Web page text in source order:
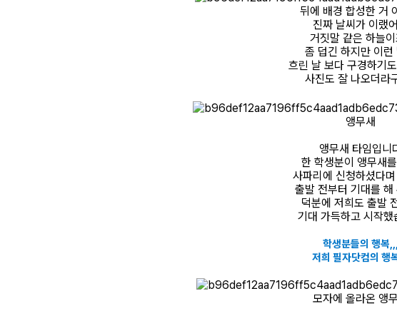
뒤에 배경 합성한 거
진짜 날씨가 이랬
거짓말 같은 하늘
좀 덥긴 하지만 이런
흐린 날 보다 구경하기
사진도 잘 나오더라
앵무새
앵무새 타임입니
한 학생분이 앵무새
사파리에 신청하셨다
출발 전부터 기대를 해
덕분에 저희도 출발
기대 가득하고 시작했
학생분들의 행복,,,
저희 필자닷컴의 행복
모자에 올라온 앵